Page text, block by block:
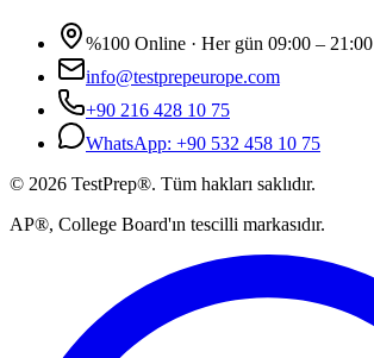
%100 Online · Her gün 09:00 – 21:00
info@testprepeurope.com
+90 216 428 10 75
WhatsApp: +90 532 458 10 75
© 2026 TestPrep®. Tüm hakları saklıdır.
AP®, College Board'ın tescilli markasıdır.